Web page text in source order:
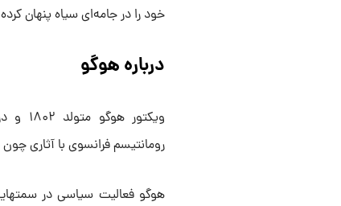
خود را در جامه‌ای سیاه پنهان
درباره هوگو
رومانتیسم فرانسوی با آثاری چون
هوگو فعالیت سیاسی در